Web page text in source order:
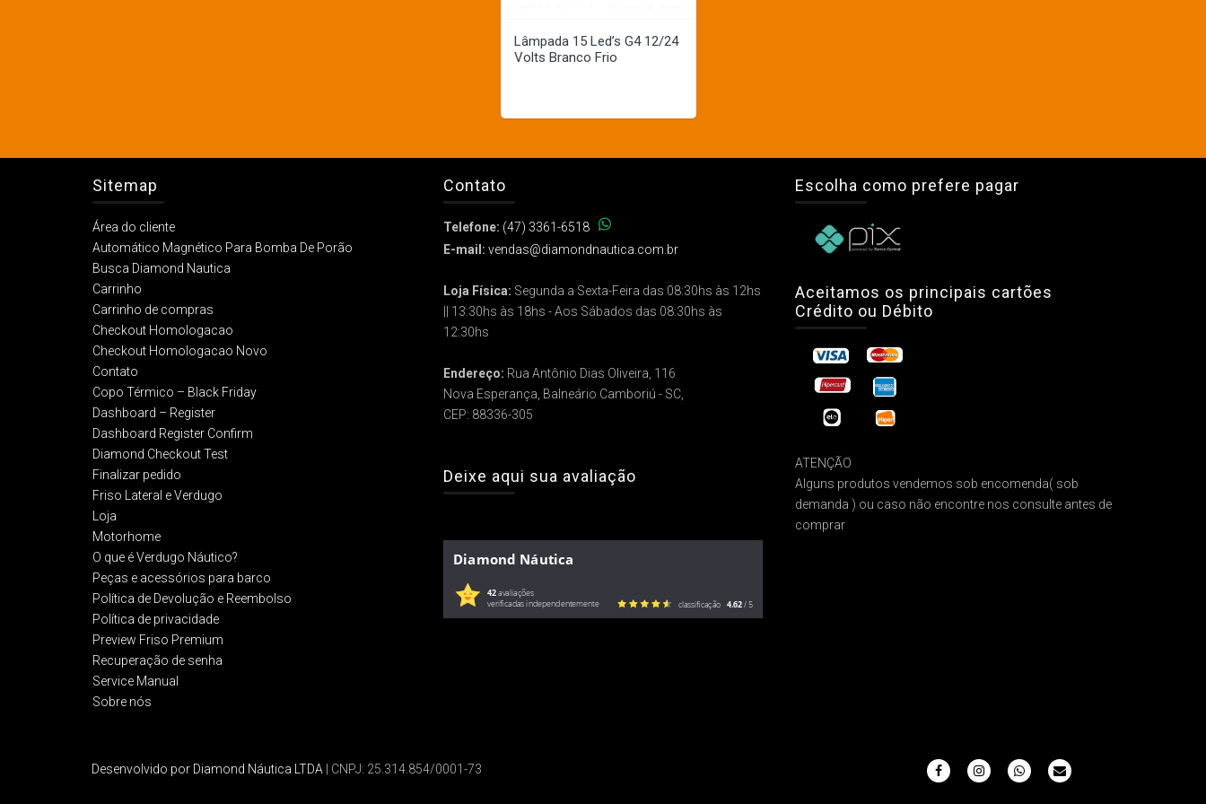
Lâmpada 15 Led’s G4 12/24
Volts Branco Frio
Sitemap
Área do cliente
Automático Magnético Para Bomba De Porão
Busca Diamond Nautica
Carrinho
Carrinho de compras
Checkout Homologacao
Checkout Homologacao Novo
Contato
Copo Térmico – Black Friday
Dashboard – Register
Dashboard Register Confirm
Diamond Checkout Test
Finalizar pedido
Friso Lateral e Verdugo
Loja
Motorhome
O que é Verdugo Náutico?
Peças e acessórios para barco
Política de Devolução e Reembolso​
Política de privacidade
Preview Friso Premium
Recuperação de senha
Service Manual
Sobre nós
Contato
Telefone: (47) 3361-6518
E-mail: vendas@diamondnautica.com.br
Loja Física: Segunda a Sexta-Feira das 08:30hs às 12hs
|| 13:30hs às 18hs - Aos Sábados das 08:30hs às
12:30hs
Endereço: Rua Antônio Dias Oliveira, 116
Nova Esperança, Balneário Camboriú - SC,
CEP: 88336-305
Deixe aqui sua avaliação
Diamond Náutica
42avaliações
verificadas independentemente
classificação 4.62/ 5
Escolha como prefere pagar
Aceitamos os principais cartões
Crédito ou Débito
ATENÇÃO
Alguns produtos vendemos sob encomenda( sob
demanda ) ou caso não encontre nos consulte antes de
comprar
Desenvolvido por Diamond Náutica LTDA | CNPJ: 25.314.854/0001-73